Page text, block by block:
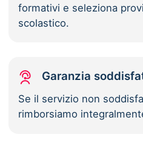
formativi e seleziona
scolastico.
Garanzia
Se il servizio non
rimborsiamo